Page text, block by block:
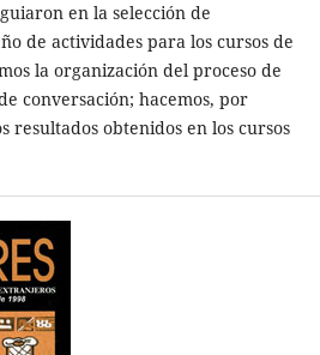
en la selección de
de actividades para los cursos de
la organización del proceso de
conversación; hacemos, por
resultados obtenidos en los cursos